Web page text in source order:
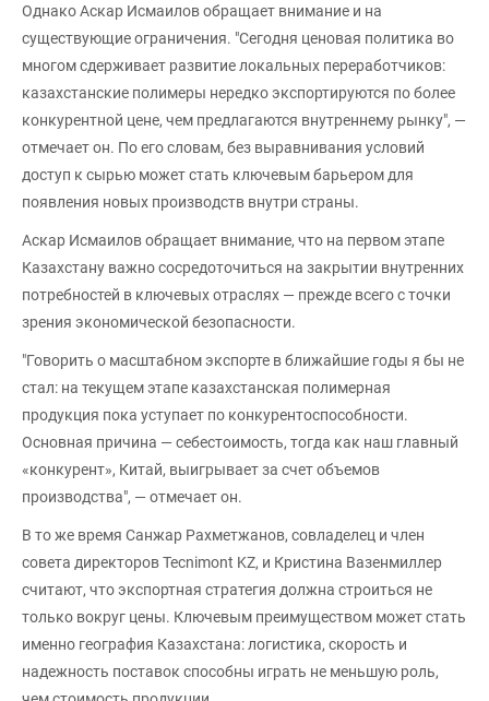
Однако Аскар Исмаилов обращает внимание и на
существующие ограничения. "Сегодня ценовая политика во
многом сдерживает развитие локальных переработчиков:
казахстанские полимеры нередко экспортируются по более
конкурентной цене, чем предлагаются внутреннему рынку", —
отмечает он. По его словам, без выравнивания условий
доступ к сырью может стать ключевым барьером для
появления новых производств внутри страны.
Аскар Исмаилов обращает внимание, что на первом этапе
Казахстану важно сосредоточиться на закрытии внутренних
потребностей в ключевых отраслях — прежде всего с точки
зрения экономической безопасности.
"Говорить о масштабном экспорте в ближайшие годы я бы не
стал: на текущем этапе казахстанская полимерная
продукция пока уступает по конкурентоспособности.
Основная причина — себестоимость, тогда как наш главный
«конкурент», Китай, выигрывает за счет объемов
производства", — отмечает он.
В то же время Санжар Рахметжанов, совладелец и член
совета директоров Tecnimont KZ, и Кристина Вазенмиллер
считают, что экспортная стратегия должна строиться не
только вокруг цены. Ключевым преимуществом может стать
именно география Казахстана: логистика, скорость и
надежность поставок способны играть не меньшую роль,